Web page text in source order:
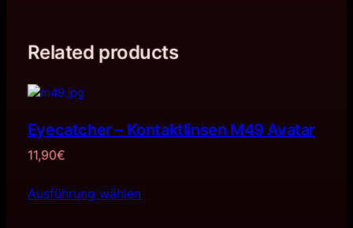
Related products
Eyecatcher – Kontaktlinsen M49 Avatar
11,90€
Ausführung wählen